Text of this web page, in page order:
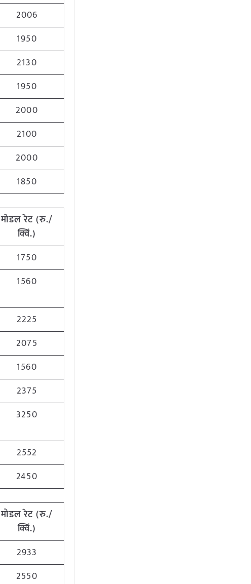
2006
1950
2130
1950
2000
2100
2000
1850
मोडल रेट (रु./
क्विं.)
1750
1560
2225
2075
1560
2375
3250
2552
2450
मोडल रेट (रु./
क्विं.)
2933
2550